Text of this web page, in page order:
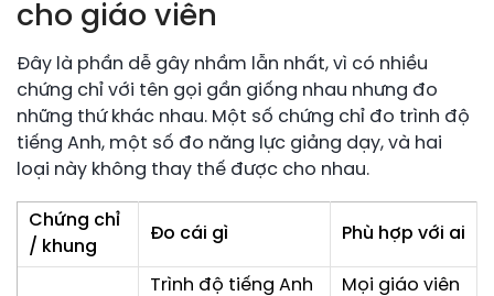
cho giáo viên
Đây là phần dễ gây nhầm lẫn nhất, vì có nhiều
chứng chỉ với tên gọi gần giống nhau nhưng đo
những thứ khác nhau. Một số chứng chỉ đo trình độ
tiếng Anh, một số đo năng lực giảng dạy, và hai
loại này không thay thế được cho nhau.
Chứng chỉ
/ khung
Đo cái gì Phù hợp với ai
Trình độ tiếng Anh
Mọi giáo viên